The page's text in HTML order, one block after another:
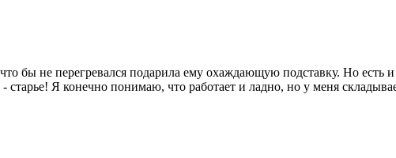
бы не перегревался подарила ему охаждающую подставку. Но есть и
Я конечно понимаю, что работает и ладно, но у меня